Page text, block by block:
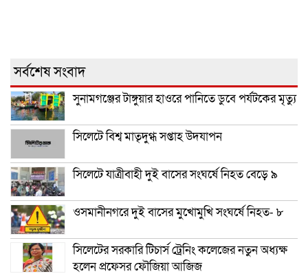
সর্বশেষ সংবাদ
সুনামগঞ্জের টাঙ্গুয়ার হাওরে পানিতে ডুবে পর্যটকের মৃত্যু
সিলেটে বিশ্ব মাতৃদুগ্ধ সপ্তাহ উদযাপন
সিলেটে যাত্রীবাহী দুই বাসের সংঘর্ষে নিহত বেড়ে ৯
ওসমানীনগরে দুই বাসের মুখোমুখি সংঘর্ষে নিহত- ৮
সিলেটের সরকারি টিচার্স ট্রেনিং কলেজের নতুন অধ্যক্ষ
হলেন প্রফেসর ফৌজিয়া আজিজ